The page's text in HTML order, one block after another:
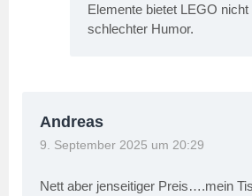
Elemente bietet LEGO
schlechter Humor.
Andreas
9. September 2025 um 20:29
Nett aber jenseitiger Preis….mein